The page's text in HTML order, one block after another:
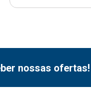
nossas ofertas!